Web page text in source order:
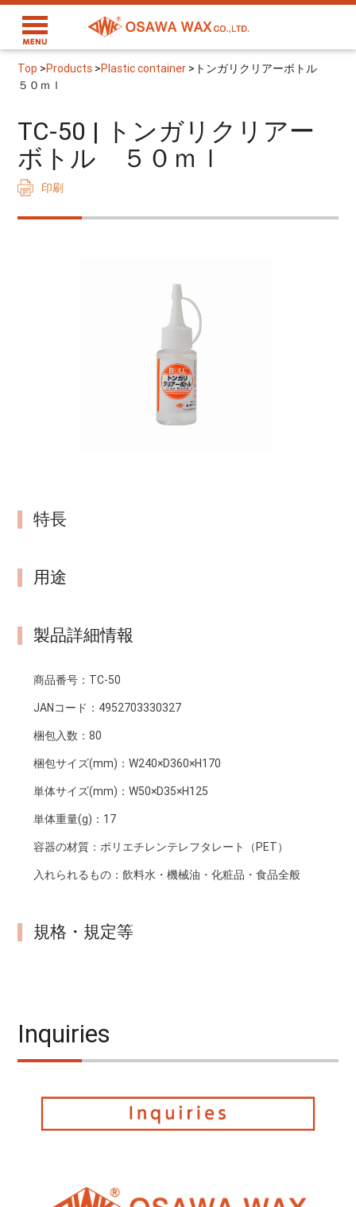
Top >Products >Plastic container > トンガリクリアーボトル
５０ｍｌ
TC-50 | トンガリクリアー
ボトル ５０ｍｌ
印刷
特長
用途
製品詳細情報
商品番号： TC-50
JANコード： 4952703330327
梱包入数：80
梱包サイズ(mm)：W240×D360×H170
単体サイズ(mm)：W50×D35×H125
単体重量(g)： 17
容器の材質：ポリエチレンテレフタレート（PET）
入れられるもの：飲料水・機械油・化粧品・食品全般
規格・規定等
Inquiries